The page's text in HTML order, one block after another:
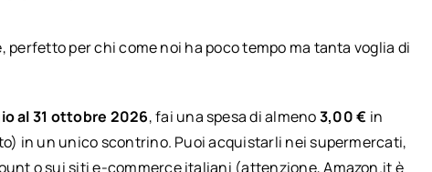
per chi come noi ha poco tempo ma tanta voglia di
al 31 ottobre 2026, fai una spesa di almeno3,00 € in
in un unico scontrino. Puoi acquistarli nei supermercati,
o sui siti e-commerce italiani (attenzione, Amazon.it è